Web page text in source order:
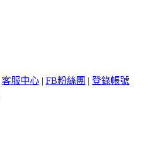
客服中心 | FB粉絲團 | 登錄帳號